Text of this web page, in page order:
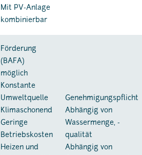
Mit PV-Anlage
kombinierbar
Förderung
(BAFA)
möglich
Konstante
Umweltquelle
Klimaschonend
Geringe
Betriebskosten
Heizen und
Genehmigungspflicht
Abhängig von
Wassermenge, -
qualität
Abhängig von